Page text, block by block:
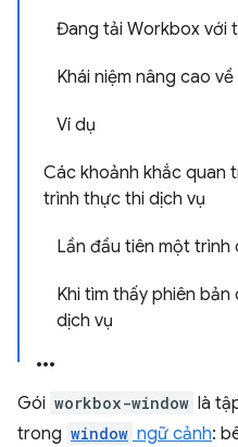
Đang tải Workbox với
Khái niệm nâng cao về
Ví dụ
Các khoảnh khắc quan
trình thực thi dịch vụ
Lần đầu tiên một
Khi tìm thấy phiên
dịch vụ
Gói workbox-window là
trong window ngữ cảnh: